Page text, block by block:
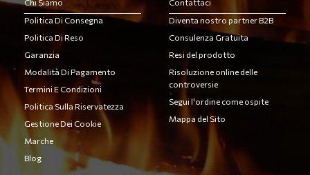
Chi Siamo
Politica Di Consegna
Politica Di Reso
Garanzia
Modalità Di Pagamento
Termini E Condizioni
Politica Sulla Riservatezza
Gestione Dei Cookie
Marche
Blog
Contattaci
Diventa nostro partner B2B
Consulenza Gratuita
Resi del prodotto
Risoluzione online delle
controversie
Segui l'ordine come ospite
Mappa del Sito